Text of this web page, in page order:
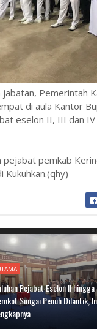
jabatan, Pemerintah
di aula Kantor
eselon II, III dan IV
pemkab
Kukuhkan.(qhy)
Pejabat Eselon II hingga
Sungai Penuh Dilantik,